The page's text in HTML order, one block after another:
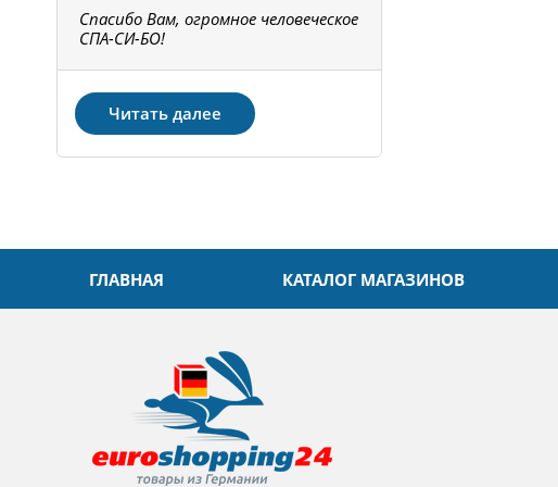
Спасибо Вам, огромное человеческое
СПА-СИ-БО!
Читать далее
ГЛАВНАЯ КАТАЛОГ МАГАЗИНОВ